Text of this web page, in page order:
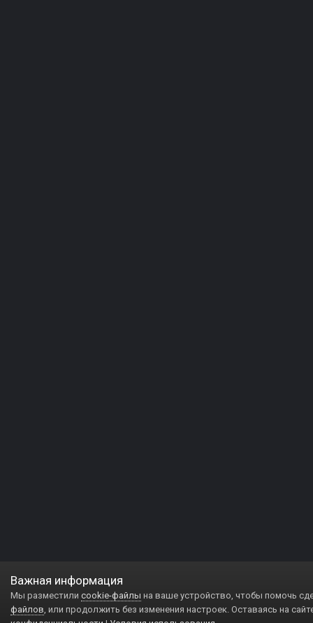
Важная информация
Мы разместили cookie-файлы на ваше устройство, чтобы помочь
файлов, или продолжить без изменения настроек. Оставаясь на